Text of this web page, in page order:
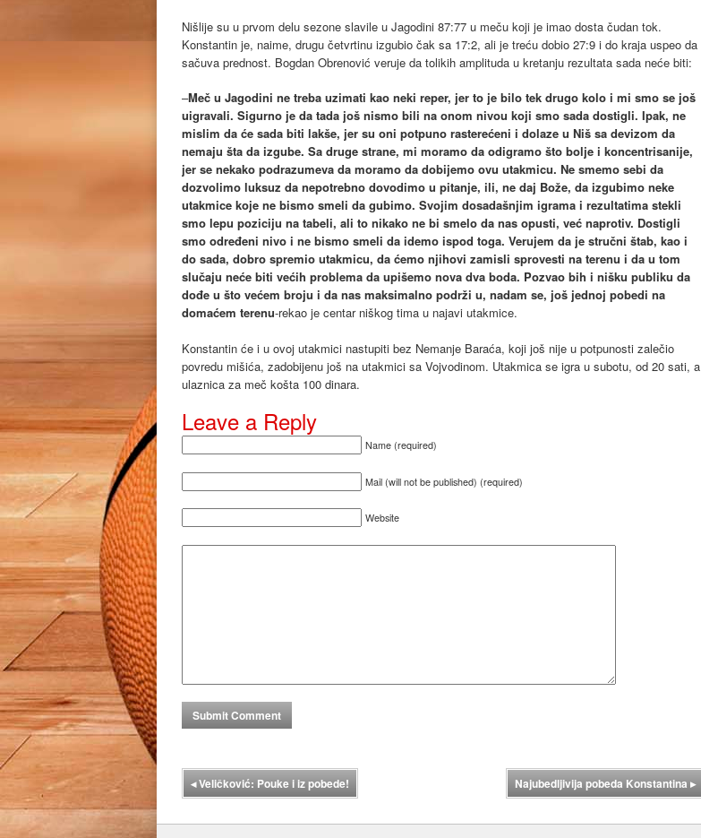
Nišlije su u prvom delu sezone slavile u Jagodini 87:77 u meču koji je imao dosta čudan tok.
Konstantin je, naime, drugu četvrtinu izgubio čak sa 17:2, ali je treću dobio 27:9 i do kraja uspeo da
sačuva prednost. Bogdan Obrenović veruje da tolikih amplituda u kretanju rezultata sada neće biti:
–Meč u Jagodini ne treba uzimati kao neki reper, jer to je bilo tek drugo kolo i mi smo se još
uigravali. Sigurno je da tada još nismo bili na onom nivou koji smo sada dostigli. Ipak, ne
mislim da će sada biti lakše, jer su oni potpuno rasterećeni i dolaze u Niš sa devizom da
nemaju šta da izgube. Sa druge strane, mi moramo da odigramo što bolje i koncentrisanije,
jer se nekako podrazumeva da moramo da dobijemo ovu utakmicu. Ne smemo sebi da
dozvolimo luksuz da nepotrebno dovodimo u pitanje, ili, ne daj Bože, da izgubimo neke
utakmice koje ne bismo smeli da gubimo. Svojim dosadašnjim igrama i rezultatima stekli
smo lepu poziciju na tabeli, ali to nikako ne bi smelo da nas opusti, već naprotiv. Dostigli
smo određeni nivo i ne bismo smeli da idemo ispod toga. Verujem da je stručni štab, kao i
do sada, dobro spremio utakmicu, da ćemo njihovi zamisli sprovesti na terenu i da u tom
slučaju neće biti većih problema da upišemo nova dva boda. Pozvao bih i nišku publiku da
dođe u što većem broju i da nas maksimalno podrži u, nadam se, još jednoj pobedi na
domaćem terenu-rekao je centar niškog tima u najavi utakmice.
Konstantin će i u ovoj utakmici nastupiti bez Nemanje Baraća, koji još nije u potpunosti zalečio
povredu mišića, zadobijenu još na utakmici sa Vojvodinom. Utakmica se igra u subotu, od 20 sati, a
ulaznica za meč košta 100 dinara.
Leave a Reply
Name (required)
Mail (will not be published) (required)
Website
◂Veličković: Pouke i iz pobede! Najubedljivija pobeda Konstantina ▸